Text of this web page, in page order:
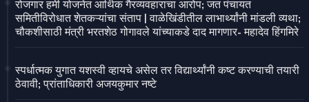
रोजगार हमी योजनेत आर्थिक गैरव्यवहाराचा आरोप; जत पंचायत
समितीविरोधात शेतकऱ्यांचा संताप | वाळेखिंडीतील लाभार्थ्यांनी मांडली व्यथा;
चौकशीसाठी मंत्री भरतशेठ गोगावले यांच्याकडे दाद मागणार- महादेव हिंगमिरे
स्पर्धात्मक युगात यशस्वी व्हायचे असेल तर विद्यार्थ्यांनी कष्ट करण्याची तयारी
ठेवावी; प्रांताधिकारी अजयकुमार नष्टे